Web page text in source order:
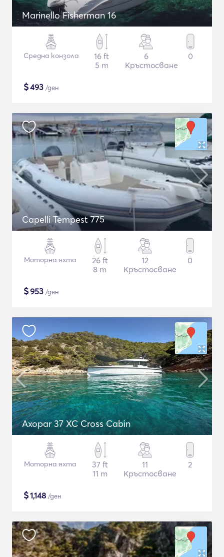
Marinello Fisherman 16
Средна конзола
16 ft
5 m
6
Кръстосване
0
$493 /ден
Capelli Tempest 775
Моторна яхта
26 ft
8 m
12
Кръстосване
0
$953 /ден
Axopar 37 XC Cross Cabin
Моторна яхта
37 ft
11 m
11
Кръстосване
2
$1,148 /ден